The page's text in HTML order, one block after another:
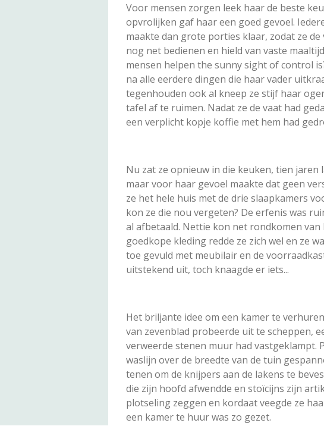
Voor mensen zorgen leek haar de beste
opvrolijken gaf haar een goed gevoel.
maakte dan grote porties klaar, zodat ze
nog net bedienen en hield van vaste
mensen helpen the sunny sight of control
na alle eerdere dingen die haar vader
tegenhouden ook al kneep ze stijf haar
tafel af te ruimen. Nadat ze de vaat had
een verplicht kopje koffie met hem had
Nu zat ze opnieuw in die keuken, tien jaren
maar voor haar gevoel maakte dat geen
ze het hele huis met de drie slaapkamers
kon ze die nou vergeten? De erfenis was
al afbetaald. Nettie kon net rondkomen
goedkope kleding redde ze zich wel en ze
toe gevuld met meubilair en de
uitstekend uit, toch knaagde er iets...
Het briljante idee om een kamer te
van zevenblad probeerde uit te scheppen,
verweerde stenen muur had vastgeklampt.
waslijn over de breedte van de tuin
tenen om de knijpers aan de lakens te
die zijn hoofd afwendde en stoïcijns zijn
plotseling zeggen en kordaat veegde ze
een kamer te huur was zo gezet.